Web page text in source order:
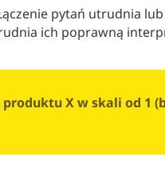
pytań utrudnia
ich poprawną
produktu X w skali od 1